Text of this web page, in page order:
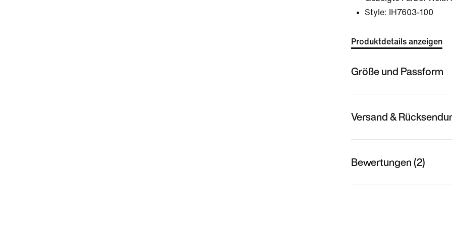
Style:
IH7603-100
Produktdetails anzeigen
Größe und Passform
Versand &
Bewertungen (2)